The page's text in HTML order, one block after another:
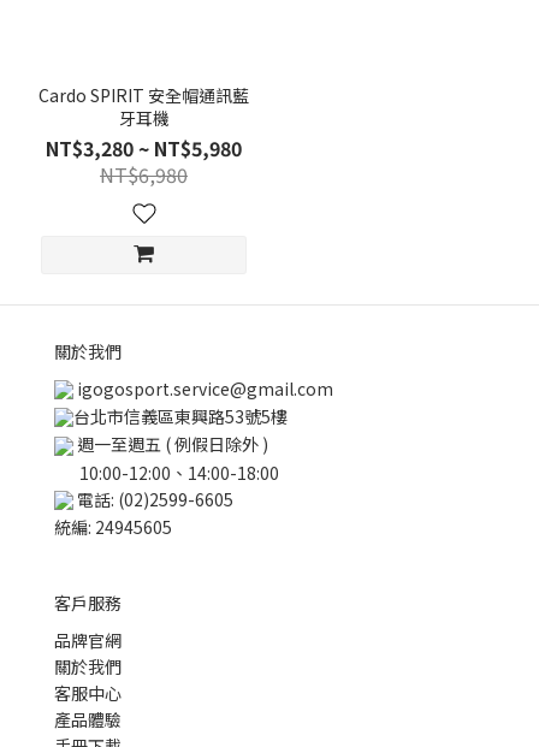
Cardo SPIRIT 安全帽通訊藍
牙耳機
NT$3,280 ~ NT$5,980
NT$6,980
關於我們
igogosport.service@gmail.com
台北市信義區東興路53號5樓
週一至週五 ( 例假日除外 )
10:00-12:00、14:00-18:00
電話: (02)2599-6605
統編: 24945605
客戶服務
品牌官網
關於我們
客服中心
產品體驗